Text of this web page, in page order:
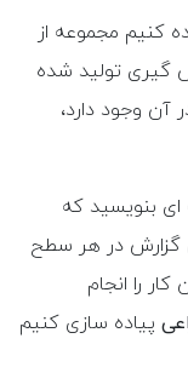
کنیم مجموعه از
گیری تولید شده
آن وجود دارد،
ای بنویسید که
گزارش در هر سطح
را انجام
پیاده سازی کنیم